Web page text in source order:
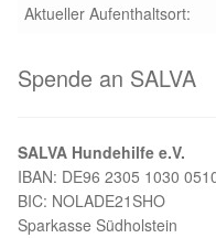
Aktueller Aufenthaltsort:
Spende an SALVA
SALVA Hundehilfe e.V.
IBAN: DE96 2305 1030
BIC: NOLADE21SHO
Sparkasse Südholstein